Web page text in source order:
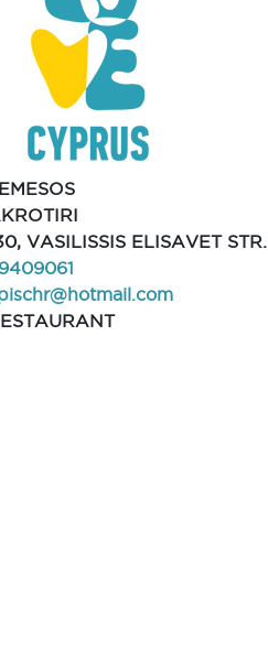
VASILISSIS ELISAVET STR.